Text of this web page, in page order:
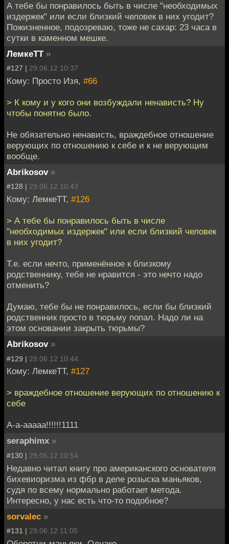
А тебе бы понравилось быть в числе "необходимых
издержек" или если близкий человек в них угодит?
Пожизненное, подозреваю, тоже не сахар: 23 часа в
сутки в каменном мешке.
ЛемкеТТ »
#127 | 29.06.12 10:37
Кому: Просто Изя, #66
> К кому и у кого они возбуждали ненависть? Ну
чтобы понятно было.
Не обязательно ненависть, враждебное отношение
верующих по отношению к себе и к не верующим
вообще.
Abrikosov »
#128 | 29.06.12 10:43
Кому: ЛемкеТТ, #126
> А тебе бы понравилось быть в числе
"необходимых издержек" или если близкий человек
в них угодит?
Т.е. если нечто, применённое к близкому
родственнику, тебе не нравится - это нечто надо
отменить?
Думаю, тебе бы не понравилось, если бы близкий
родственник просто в тюрьму попал. Надо ли на
этом основании закрыть тюрьмы?
Abrikosov »
#129 | 29.06.12 10:44
Кому: ЛемкеТТ, #127
> враждебное отношение верующих по отношению к
себе
А-а-ааааа!!!!!!1111
seraphimx »
#130 | 29.06.12 10:54
Недавно читал книгу про американского основателя
бихевиоризма из фбр в деле розыска маньяков,
судя по всему нормально работает метода.
Интересно, у нас есть что-то подобное?
sorvalec »
#131 | 29.06.12 11:05